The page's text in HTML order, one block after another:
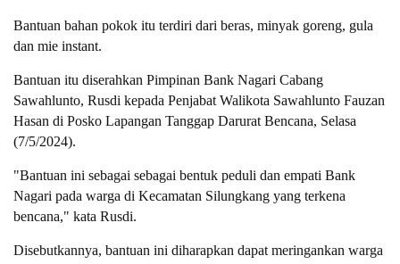
Bantuan bahan pokok itu terdiri dari beras, minyak goreng, gula
dan mie instant.
Bantuan itu diserahkan Pimpinan Bank Nagari Cabang
Sawahlunto, Rusdi kepada Penjabat Walikota Sawahlunto Fauzan
Hasan di Posko Lapangan Tanggap Darurat Bencana, Selasa
(7/5/2024).
"Bantuan ini sebagai sebagai bentuk peduli dan empati Bank
Nagari pada warga di Kecamatan Silungkang yang terkena
bencana," kata Rusdi.
Disebutkannya, bantuan ini diharapkan dapat meringankan warga